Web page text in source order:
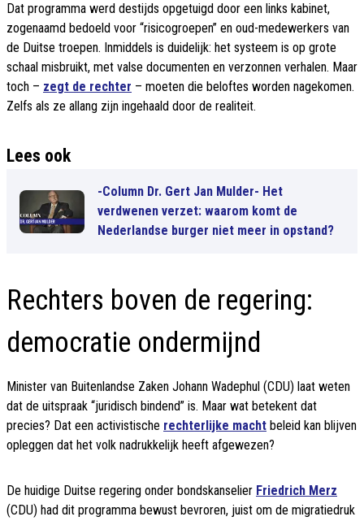
Dat programma werd destijds opgetuigd door een links kabinet,
zogenaamd bedoeld voor “risicogroepen” en oud-medewerkers van
de Duitse troepen. Inmiddels is duidelijk: het systeem is op grote
schaal misbruikt, met valse documenten en verzonnen verhalen. Maar
toch – zegt de rechter – moeten die beloftes worden nagekomen.
Zelfs als ze allang zijn ingehaald door de realiteit.
Lees ook
-Column Dr. Gert Jan Mulder- Het
verdwenen verzet: waarom komt de
Nederlandse burger niet meer in opstand?
Rechters boven de regering:
democratie ondermijnd
Minister van Buitenlandse Zaken Johann Wadephul (CDU) laat weten
dat de uitspraak “juridisch bindend” is. Maar wat betekent dat
precies? Dat een activistische rechterlijke macht beleid kan blijven
opleggen dat het volk nadrukkelijk heeft afgewezen?
De huidige Duitse regering onder bondskanselier Friedrich Merz
(CDU) had dit programma bewust bevroren, juist om de migratiedruk